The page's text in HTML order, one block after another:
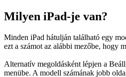
Milyen iPad-je van?
Minden iPad hátulján található egy
ezt a számot az alábbi mezőbe, hogy
Alternatív megoldásként lépjen a
menübe. A modell számának jobb